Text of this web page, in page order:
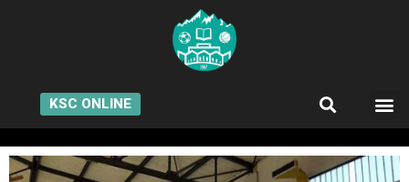
KSC ONLINE